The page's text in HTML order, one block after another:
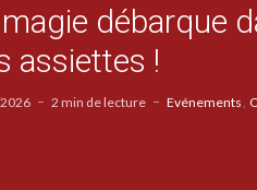
débarque
assiettes !
2 min de lecture Evénements